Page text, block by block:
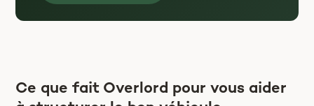
Ce que fait Overlord pour vous aider